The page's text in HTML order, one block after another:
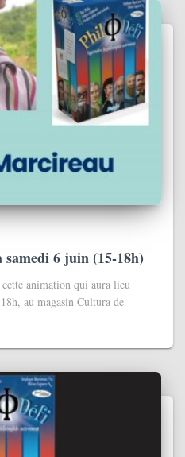
6 juin (15-18h)
animation qui aura lieu
au magasin Cultura de